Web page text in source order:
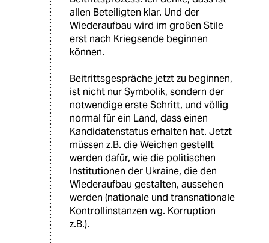
allen Beteiligten klar. Und der
Wiederaufbau wird im großen Stile
erst nach Kriegsende beginnen
können.
Beitrittsgespräche jetzt zu beginnen,
ist nicht nur Symbolik, sondern der
notwendige erste Schritt, und völlig
normal für ein Land, dass einen
Kandidatenstatus erhalten hat. Jetzt
müssen z.B. die Weichen gestellt
werden dafür, wie die politischen
Institutionen der Ukraine, die den
Wiederaufbau gestalten, aussehen
werden (nationale und transnationale
Kontrollinstanzen wg. Korruption
z.B.).